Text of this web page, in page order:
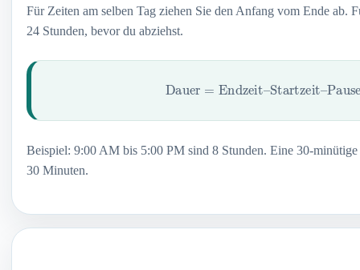
Für Zeiten am selben Tag ziehen Sie den Anfang vom Ende ab.
24 Stunden, bevor du abziehst.
Dauer Endzeit– Startzeit–
Beispiel: 9:00 AM bis 5:00 PM sind 8 Stunden. Eine 30-minütige
30 Minuten.